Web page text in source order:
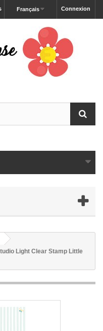
Connexion
Français
Light Clear Stamp Little